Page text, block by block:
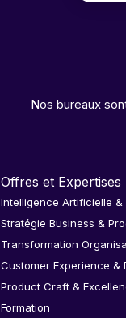
Nos bureaux
Offres et Expertises
Intelligence Artificielle &
Stratégie Business &
Transformation
Customer Experience &
Product Craft &
Formation